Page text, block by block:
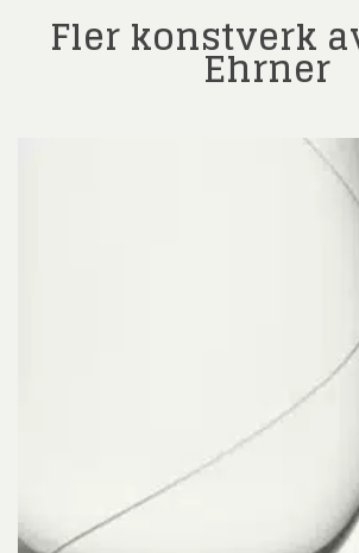
Fler konstverk
Ehrner